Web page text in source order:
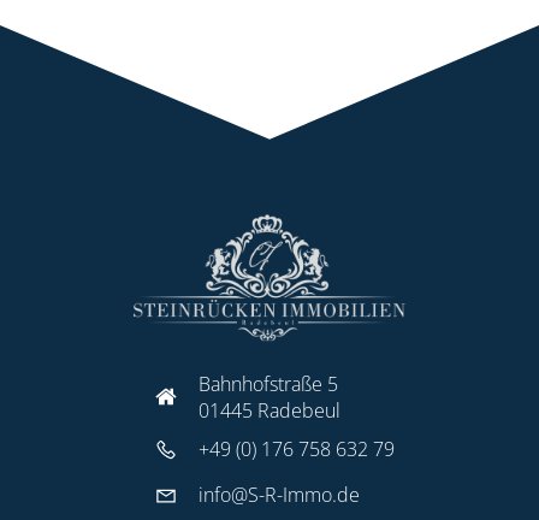
Bahnhofstraße 5
01445 Radebeul
+49 (0) 176 758 632 79
info@S-R-Immo.de